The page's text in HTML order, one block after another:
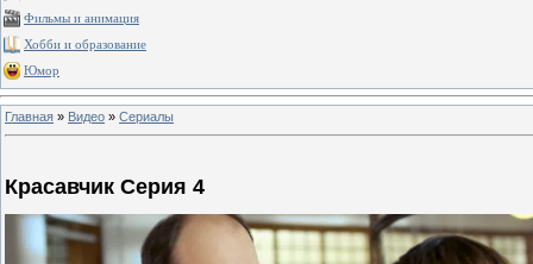
Фильмы и анимация
Хобби и образование
Юмор
Главная » Видео » Сериалы
Красавчик Серия 4